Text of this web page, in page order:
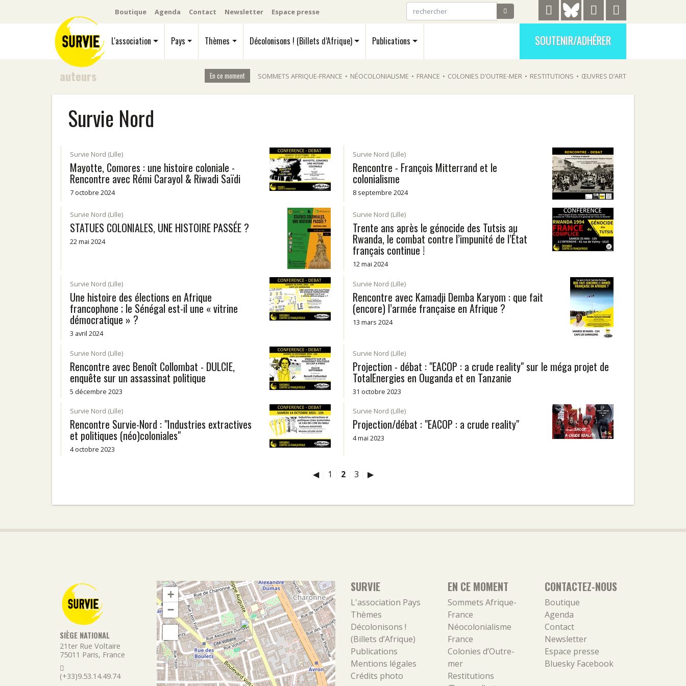
Boutique Agenda Contact Newsletter Espace presse
L'association Pays Thèmes Décolonisons ! (Billets d’Afrique) Publications SOUTENIR/ADHÉRER
auteurs En ce moment SOMMETS AFRIQUE-FRANCE • NÉOCOLONIALISME • FRANCE • COLONIES D’OUTRE-MER • RESTITUTIONS • ŒUVRES D’ART
Survie Nord
Survie Nord (Lille)
Mayotte, Comores : une histoire coloniale -
Rencontre avec Rémi Carayol & Riwadi Saïdi
7 octobre 2024
Survie Nord (Lille)
Rencontre - François Mitterrand et le
colonialisme
8 septembre 2024
Survie Nord (Lille)
STATUES COLONIALES, UNE HISTOIRE PASSÉE ?
22 mai 2024
Survie Nord (Lille)
Trente ans après le génocide des Tutsis au
Rwanda, le combat contre l’impunité de l’État
français continue !
12 mai 2024
Survie Nord (Lille)
Une histoire des élections en Afrique
francophone ; le Sénégal est-il une « vitrine
démocratique » ?
3 avril 2024
Survie Nord (Lille)
Rencontre avec Kamadji Demba Karyom : que fait
(encore) l’armée française en Afrique ?
13 mars 2024
Survie Nord (Lille)
Rencontre avec Benoît Collombat - DULCIE,
enquête sur un assassinat politique
5 décembre 2023
Survie Nord (Lille)
Projection - débat : "EACOP : a crude reality" sur le méga projet de
TotalEnergies en Ouganda et en Tanzanie
31 octobre 2023
Survie Nord (Lille)
Rencontre Survie-Nord : "Industries extractives
et politiques (néo)coloniales"
4 octobre 2023
Survie Nord (Lille)
Projection/débat : "EACOP : a crude reality"
4 mai 2023
◀| 1 2| 3 ▶
SIÈGE NATIONAL
21ter Rue Voltaire
75011 Paris, France
(+33)9.53.14.49.74
+
−
SURVIE
L'association Pays
Thèmes
Décolonisons !
(Billets d’Afrique)
Publications
Mentions légales
Crédits photo
EN CE MOMENT
Sommets Afrique-
France
Néocolonialisme
France
Colonies d’Outre-
mer
Restitutions
CONTACTEZ-NOUS
Boutique
Agenda
Contact
Newsletter
Espace presse
Bluesky Facebook